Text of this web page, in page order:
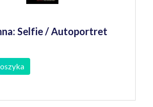
Selfie / Autoportret